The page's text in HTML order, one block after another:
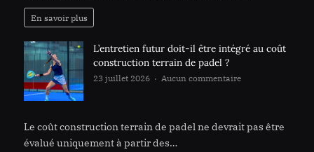
En savoir plus
L’entretien futur doit-il être intégré au coût
construction terrain de padel ?
23 juillet 2026 Aucun commentairesur
Le coût construction terrain de padel ne devrait pas être
évalué uniquement à partir des…